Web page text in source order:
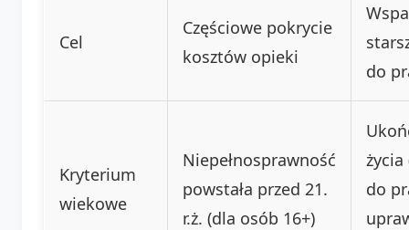
Cel
Częściowe pokrycie
kosztów opieki
do
Kryterium
wiekowe
Niepełnosprawność
powstała przed 21.
r.ż. (dla osób 16+)
do